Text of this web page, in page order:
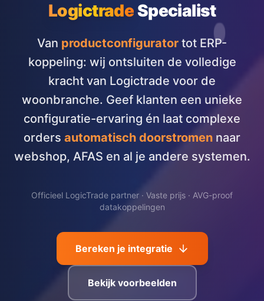
LogictradeSpecialist
Van productconfigurator tot ERP-
koppeling: wij ontsluiten de volledige
kracht van Logictrade voor de
woonbranche. Geef klanten een unieke
configuratie-ervaring én laat complexe
orders automatisch doorstromen naar
webshop, AFAS en al je andere systemen.
Officieel LogicTrade partner · Vaste prijs · AVG-proof
datakoppelingen
Bereken je integratie
Bekijk voorbeelden